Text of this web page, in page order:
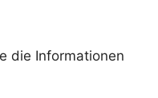
die Informationen